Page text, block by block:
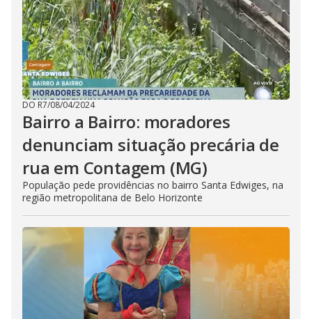
DO R7/08/04/2024
Bairro a Bairro: moradores
denunciam situação precária de
rua em Contagem (MG)
População pede providências no bairro Santa Edwiges, na
região metropolitana de Belo Horizonte